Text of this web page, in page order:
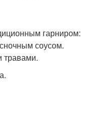
гарниром:
соусом.
травами.